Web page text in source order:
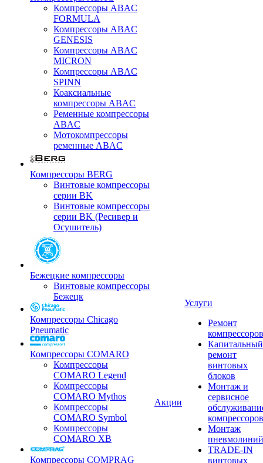
Компрессоры ABAC
FORMULA
Компрессоры ABAC
GENESIS
Компрессоры ABAC
MICRON
Компрессоры ABAC
SPINN
Коаксиальные
компрессоры ABAC
Ременные компрессоры
ABAC
Мотокомпрессоры
ременные ABAC
Компрессоры BERG
Винтовые компрессоры
серии BK
Винтовые компрессоры
серии BK (Ресивер и
Осушитель)
Бежецкие компрессоры
Винтовые компрессоры
Бежецк
Компрессоры Chicago
Pneumatic
Компрессоры COMARO
Компрессоры
COMARO Legend
Компрессоры
COMARO Mythos
Компрессоры
COMARO Symbol
Компрессоры
COMARO XB
Компрессоры COMPRAG
Акции
Услуги
Ремонт
компрессоров
Капитальный
ремонт
винтовых
блоков
Монтаж и
сервисное
компрессоров
Монтаж
пневмолиний
TRADE-IN
винтовых